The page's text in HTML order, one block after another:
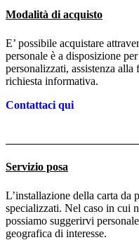
Modalità di acquisto
E’ possibile acquistare
personale è a disposizione
personalizzati, assistenza
richiesta informativa.
Contattaci qui
Servizio posa
L’installazione della carta da
specializzati. Nel caso in cui
possiamo suggerirvi
geografica di interesse.